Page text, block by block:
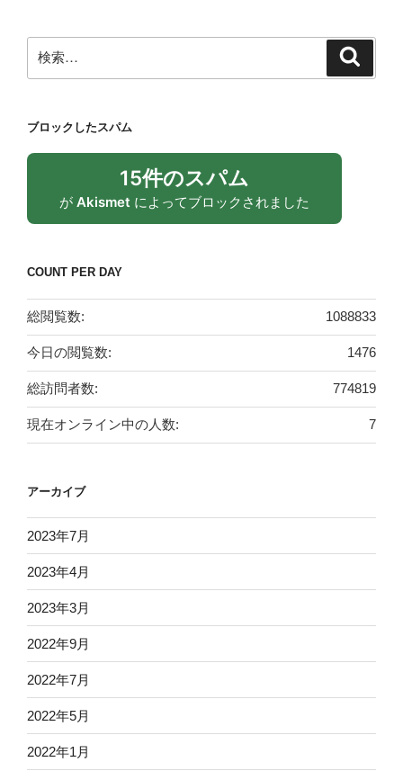
索:
ブロックしたスパム
15件のスパム
が Akismet によってブロックされました
COUNT PER DAY
1088833
総閲覧数:
1476
今日の閲覧数:
774819
総訪問者数:
7
現在オンライン中の人数:
アーカイブ
2023年7月
2023年4月
2023年3月
2022年9月
2022年7月
2022年5月
2022年1月